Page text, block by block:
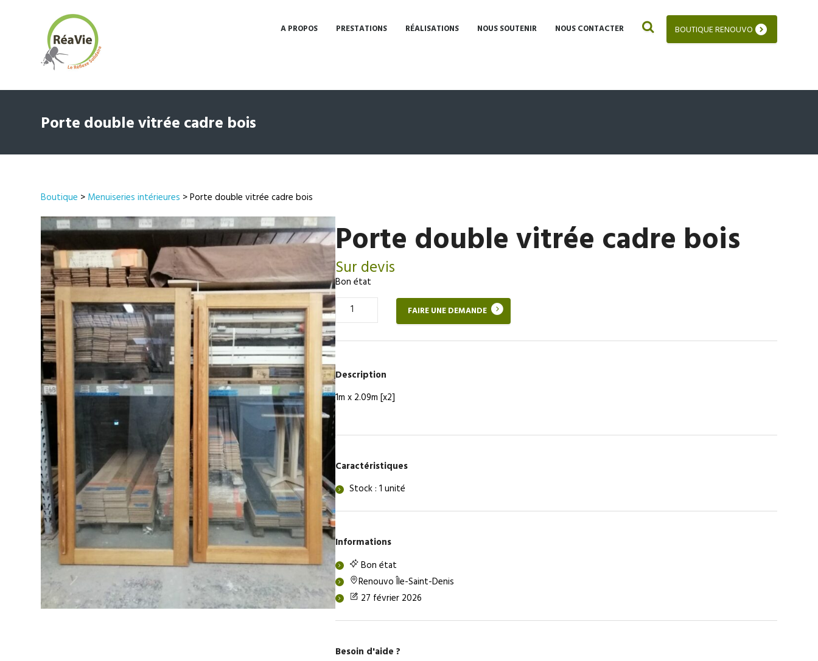
BOUTIQUE RENOUVO
A PROPOS PRESTATIONS RÉALISATIONS NOUS SOUTENIR NOUS CONTACTER
Porte double vitrée cadre bois
Boutique > Menuiseries intérieures > Porte double vitrée cadre bois
Porte double vitrée cadre bois
Sur devis
Bon état
Quantité
de
Porte
double
vitrée
cadre
bois
FAIRE UNE DEMANDE
Description
1m x 2.09m [x2]
Caractéristiques
Stock : 1 unité
Informations
Bon état
Renouvo Île-Saint-Denis
27 février 2026
Besoin d'aide ?